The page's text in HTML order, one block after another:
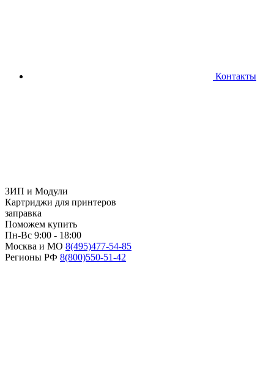
Контакты
ЗИП и Модули
Картриджи для принтеров
заправка
Поможем купить
Пн-Вс 9:00 - 18:00
Москва и МО 8(495)477-54-85
Регионы РФ 8(800)550-51-42